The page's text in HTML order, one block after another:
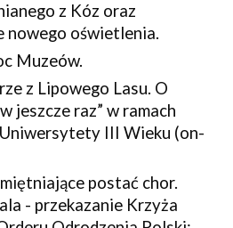
z Kóz oraz
nowego oświetlenia.
Muzeów.
z Lipowego Lasu. O
jeszcze raz” w ramach
III Wieku (on-
postać chor.
- przekazanie Krzyża